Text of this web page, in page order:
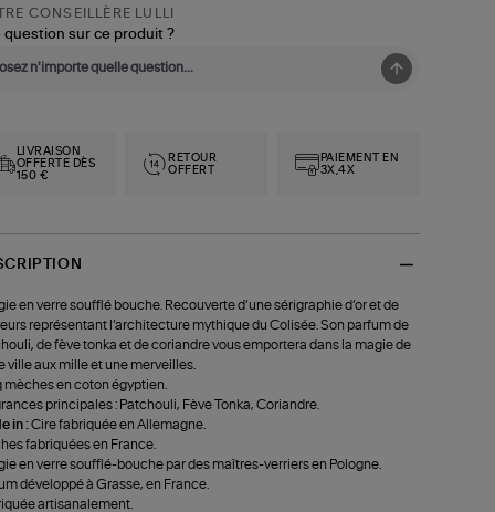
CONSEILLÈRE LULLI
question sur ce produit ?
LIVRAISON
OFFERTE DÈS
150 €
RETOUR
OFFERT
PAIEMENT EN
3X,4X
en verre soufflé bouche. Recouverte d’une sérigraphie d’or et de
représentant l’architecture mythique du Colisée. Son parfum de
de fève tonka et de coriandre vous emportera dans la magie de
ville aux mille et une merveilles.
mèches en coton égyptien.
principales : Patchouli, Fève Tonka, Coriandre.
in :Cire fabriquée en Allemagne.
fabriquées en France.
en verre soufflé-bouche par des maîtres-verriers en Pologne.
développé à Grasse, en France.
artisanalement.